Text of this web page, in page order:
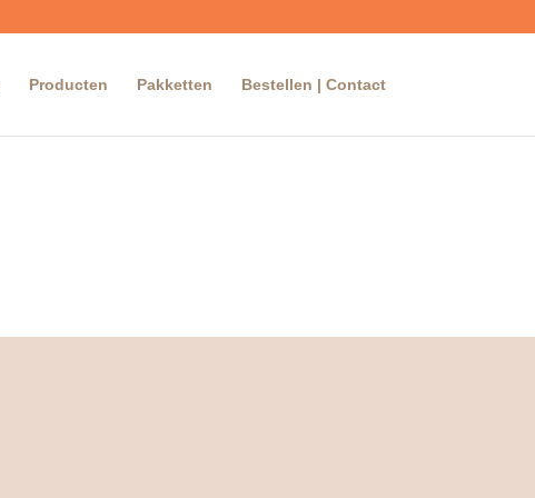
Producten Pakketten Bestellen | Contact